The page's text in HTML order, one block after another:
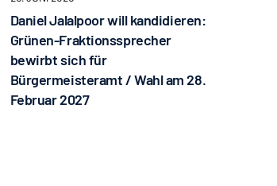
Daniel Jalalpoor will kandidieren:
Grünen-Fraktionssprecher
bewirbt sich für
Bürgermeisteramt / Wahl am 28.
Februar 2027